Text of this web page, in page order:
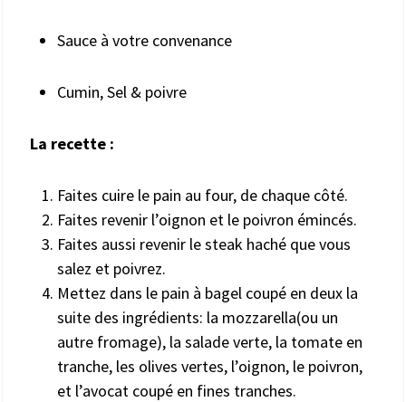
Sauce à votre convenance
Cumin, Sel & poivre
La recette :
Faites cuire le pain au four, de chaque côté.
Faites revenir l’oignon et le poivron émincés.
Faites aussi revenir le steak haché que vous
salez et poivrez.
Mettez dans le pain à bagel coupé en deux la
suite des ingrédients: la mozzarella(ou un
autre fromage), la salade verte, la tomate en
tranche, les olives vertes, l’oignon, le poivron,
et l’avocat coupé en fines tranches.